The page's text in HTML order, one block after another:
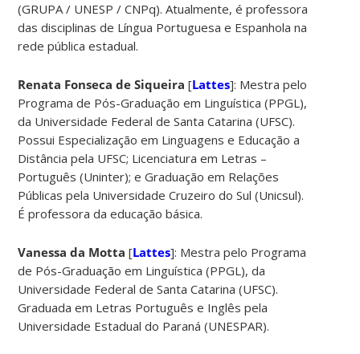
(GRUPA / UNESP / CNPq). Atualmente, é professora
das disciplinas de Língua Portuguesa e Espanhola na
rede pública estadual.
Renata Fonseca de Siqueira [Lattes]: Mestra pelo
Programa de Pós-Graduação em Linguística (PPGL),
da Universidade Federal de Santa Catarina (UFSC).
Possui Especialização em Linguagens e Educação a
Distância pela UFSC; Licenciatura em Letras –
Português (Uninter); e Graduação em Relações
Públicas pela Universidade Cruzeiro do Sul (Unicsul).
É professora da educação básica.
Vanessa da Motta [Lattes]: Mestra pelo Programa
de Pós-Graduação em Linguística (PPGL), da
Universidade Federal de Santa Catarina (UFSC).
Graduada em Letras Português e Inglês pela
Universidade Estadual do Paraná (UNESPAR).